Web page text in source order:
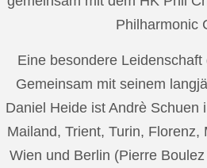
Philharmonic
Eine besondere
Gemeinsam mit seinem
Daniel Heide ist Andrè Schuen
Mailand, Trient, Turin, Florenz,
Wien und Berlin (Pierre